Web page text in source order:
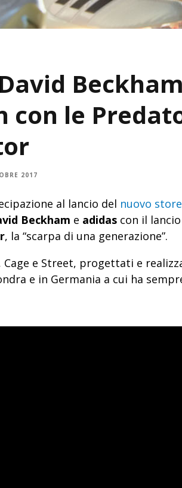
con le
2017
al lancio del nuovo
Beckham e adidas con il
, la “scarpa di una generazione”.
e Street, progettati e
e in Germania a cui ha